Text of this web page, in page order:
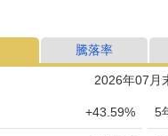
騰落率
2026年07月
+43.59% 5